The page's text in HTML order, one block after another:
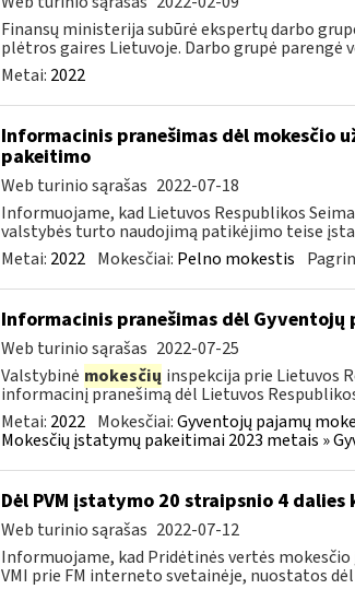
Finansų ministerija subūrė ekspertų darbo
plėtros gaires Lietuvoje. Darbo grupė parengė
Metai: 2022
Informacinis pranešimas dėl
pakeitimo
Web turinio sąrašas 2022-07-18
Informuojame, kad Lietuvos Respublikos
valstybės turto naudojimą patikėjimo teise
Metai: 2022 Mokesčiai: Pelno mokestis
Informacinis pranešimas dėl
Web turinio sąrašas 2022-07-25
Valstybinė mokesčių inspekcija prie Lietuvos
informacinį pranešimą dėl Lietuvos
Metai: 2022 Mokesčiai:Gyventojų pajamų
Mokesčių įstatymų pakeitimai 2023 metais »
Dėl PVM įstatymo 20 straipsnio 4
Web turinio sąrašas 2022-07-12
Informuojame, kad Pridėtinės vertės
VMI prie FM interneto svetainėje, nuostatos dėl